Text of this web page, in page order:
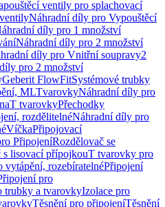
ventily pro splachovací
Náhradní díly pro Vypouštěcí
díly pro 1 množství
Náhradní díly pro 2 množství
díly pro Vnitřní soupravy2
pro 2 množství
Geberit FlowFitSystémové trubky
MLTvarovkyNáhradní díly pro
T tvarovkyPřechodky
rozdělitelnéNáhradní díly pro
VíčkaPřipojovací
PřipojeníRozdělovač se
s lisovací přípojkouT tvarovky pro
vytápění, rozebíratelnéPřipojení
pro
trubky a tvarovkyIzolace pro
Těsnění pro připojeníTěsnění